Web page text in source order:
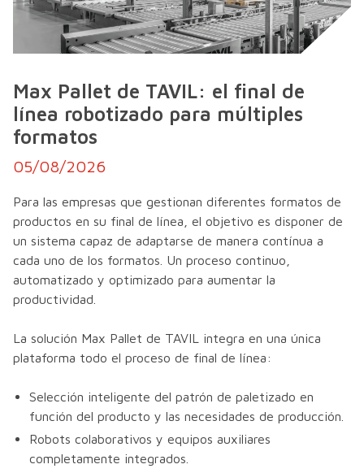
Max Pallet de TAVIL: el final de
línea robotizado para múltiples
formatos
05/08/2026
Para las empresas que gestionan diferentes formatos de
productos en su final de línea, el objetivo es disponer de
un sistema capaz de adaptarse de manera contínua a
cada uno de los formatos. Un proceso continuo,
automatizado y optimizado para aumentar la
productividad.
La solución Max Pallet de TAVIL integra en una única
plataforma todo el proceso de final de línea:
Selección inteligente del patrón de paletizado en
función del producto y las necesidades de producción.
Robots colaborativos y equipos auxiliares
completamente integrados.